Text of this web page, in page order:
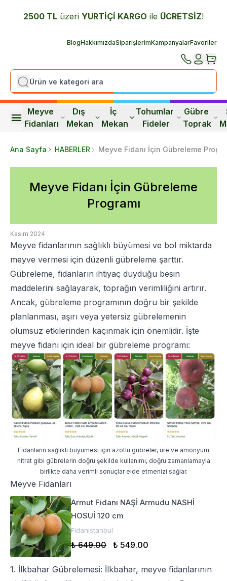
2500 TL üzeri YURTİÇİ KARGO ile ÜCRETSİZ!
BlogHakkımızdaSiparişlerimKampanyalarFavoriler
Meyve
Fidanları
Dış
Mekan
İç
Mekan
Tohumlar
Fideler
Gübre
Toprak
Ana Sayfa HABERLER Meyve Fidanı İçin Gübreleme
Meyve Fidanı İçin Gübreleme
Programı
Kasım 2024
Meyve fidanlarının sağlıklı büyümesi ve bol miktarda
meyve vermesi için düzenli gübreleme şarttır.
Gübreleme, fidanların ihtiyaç duyduğu besin
maddelerini sağlayarak, toprağın verimliliğini artırır.
Ancak, gübreleme programının doğru bir şekilde
planlanması, aşırı veya yetersiz gübrelemenin
olumsuz etkilerinden kaçınmak için önemlidir. İşte
meyve fidanı için ideal bir gübreleme programı:
Fidanların sağlıklı büyümesi için azotlu gübreler, üre ve amonyum
nitrat gibi gübrelerin doğru şekilde kullanımı, doğru zamanlamayla
birlikte daha verimli sonuçlar elde etmenizi sağlar.
Meyve Fidanları
Armut Fidanı NAŞİ Armudu NASHİ
HOSUİ 120 cm
Fidanistanbul
₺ 649.00 ₺ 549.00
1. İlkbahar Gübrelemesi: İlkbahar, meyve fidanlarının